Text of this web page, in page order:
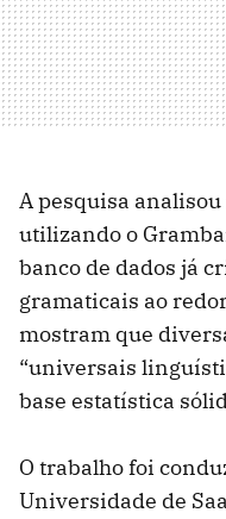
A pesquisa analisou
utilizando o
banco de dados já
gramaticais ao
mostram que
“universais
base estatística
O trabalho foi
Universidade de